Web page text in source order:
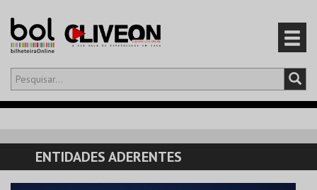
Olá,iniciar sessão
CARRINHO
EVENTOS
ENTIDADES ADERENTES